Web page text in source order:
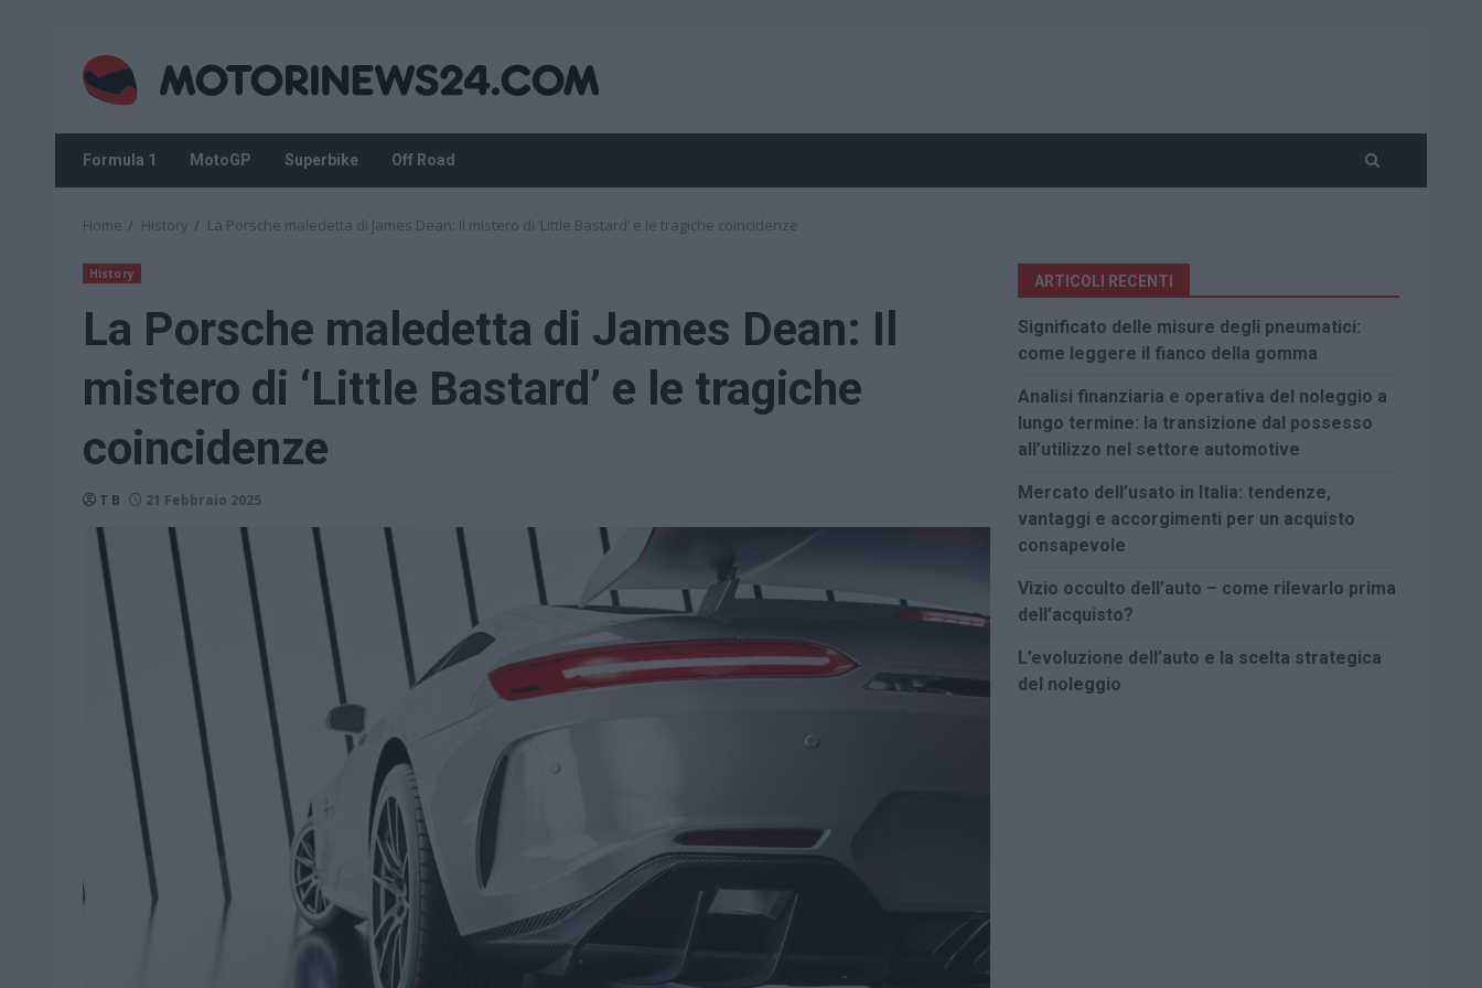
content
Formula 1 MotoGP Superbike Off Road
Home History La Porsche maledetta di James Dean: Il mistero di ‘Little Bastard’ e le tragiche coincidenze
History
La Porsche maledetta di James Dean: Il
mistero di ‘Little Bastard’ e le tragiche
coincidenze
T B 21 Febbraio 2025
ARTICOLI RECENTI
Significato delle misure degli pneumatici:
come leggere il fianco della gomma
Analisi finanziaria e operativa del noleggio a
lungo termine: la transizione dal possesso
all’utilizzo nel settore automotive
Mercato dell’usato in Italia: tendenze,
vantaggi e accorgimenti per un acquisto
consapevole
Vizio occulto dell’auto – come rilevarlo prima
dell’acquisto?
L’evoluzione dell’auto e la scelta strategica
del noleggio